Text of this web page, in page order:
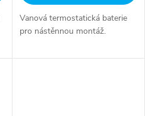
Vanová termostatická baterie
pro nástěnnou montáž.